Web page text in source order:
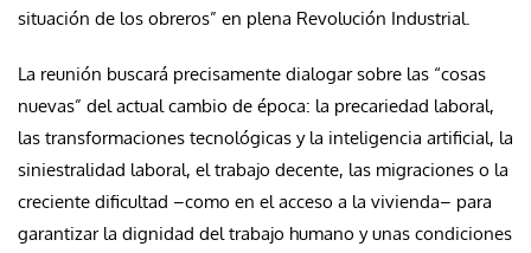
situación de los obreros” en plena Revolución Industrial.
La reunión buscará precisamente dialogar sobre las “cosas
nuevas” del actual cambio de época: la precariedad laboral,
las transformaciones tecnológicas y la inteligencia artificial, la
siniestralidad laboral, el trabajo decente, las migraciones o la
creciente dificultad –como en el acceso a la vivienda– para
garantizar la dignidad del trabajo humano y unas condiciones